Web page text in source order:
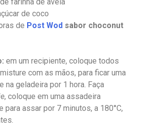
de coco
de Post Wod sabor choconut
em um recipiente, coloque todos
com as mãos, para ficar uma
na geladeira por 1 hora. Faça
, coloque em uma assadeira
para assar por 7 minutos, a 180°C,